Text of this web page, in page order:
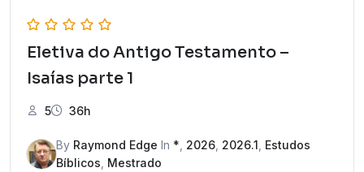
Eletiva do Antigo Testamento –
Isaías parte 1
5 36h
By Raymond Edge In * 2026 2026.1 Estudos
Bíblicos Mestrado